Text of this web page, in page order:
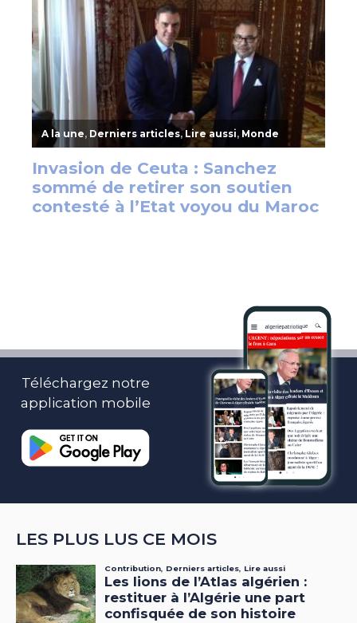
Téléchargez notre
application mobile
LES PLUS LUS CE MOIS